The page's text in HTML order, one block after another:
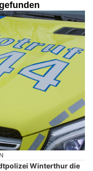
Winterthur die